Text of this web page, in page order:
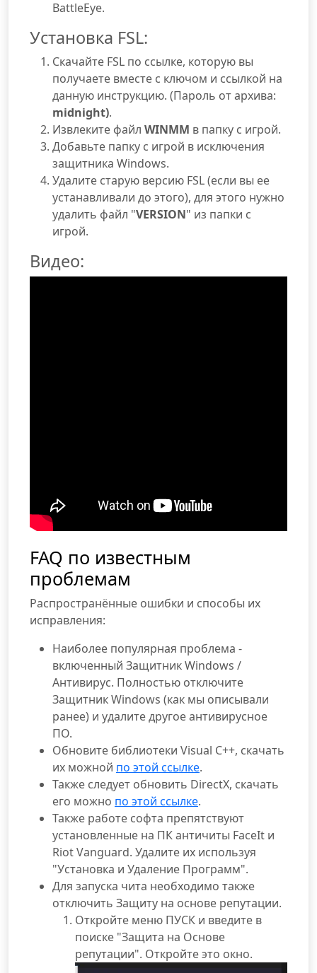
BattleEye.
Установка FSL:
Скачайте FSL по ссылке, которую вы
получаете вместе с ключом и ссылкой на
данную инструкцию. (Пароль от архива:
midnight).
Извлеките файл WINMM в папку с игрой.
Добавьте папку с игрой в исключения
защитника Windows.
Удалите старую версию FSL (если вы ее
устанавливали до этого), для этого нужно
удалить файл "VERSION" из папки с
игрой.
Видео:
FAQ по известным
проблемам
Распространённые ошибки и способы их
исправления:
Наиболее популярная проблема -
включенный Защитник Windows /
Антивирус. Полностью отключите
Защитник Windows (как мы описывали
ранее) и удалите другое антивирусное
ПО.
Обновите библиотеки Visual C++, скачать
их можной по этой ссылке.
Также следует обновить DirectX, скачать
его можно по этой ссылке.
Также работе софта препятствуют
установленные на ПК античиты FaceIt и
Riot Vanguard. Удалите их используя
"Установка и Удаление Программ".
Для запуска чита необходимо также
отключить Защиту на основе репутации.
Откройте меню ПУСК и введите в
поиске "Защита на Основе
репутации". Откройте это окно.